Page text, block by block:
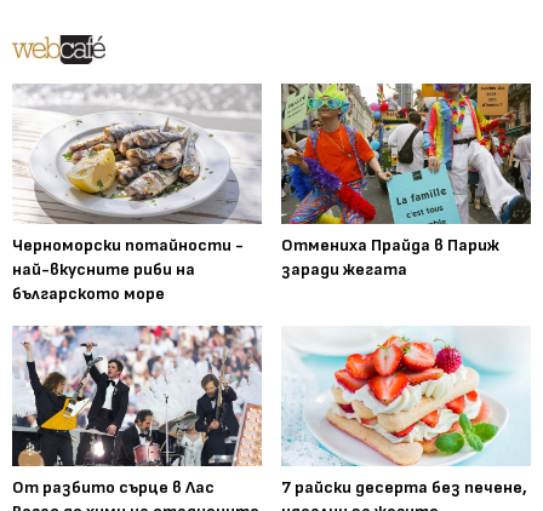
Черноморски потайности -
най-вкусните риби на
българското море
Отмениха Прайда в Париж
заради жегата
От разбито сърце в Лас
7 райски десерта без печене,